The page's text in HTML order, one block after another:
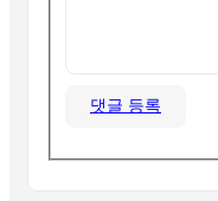
댓글 등록